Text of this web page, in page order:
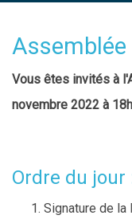
Assemblée
Description
Vous êtes invités à
novembre 2022 à
Ordre du jour
Signature de